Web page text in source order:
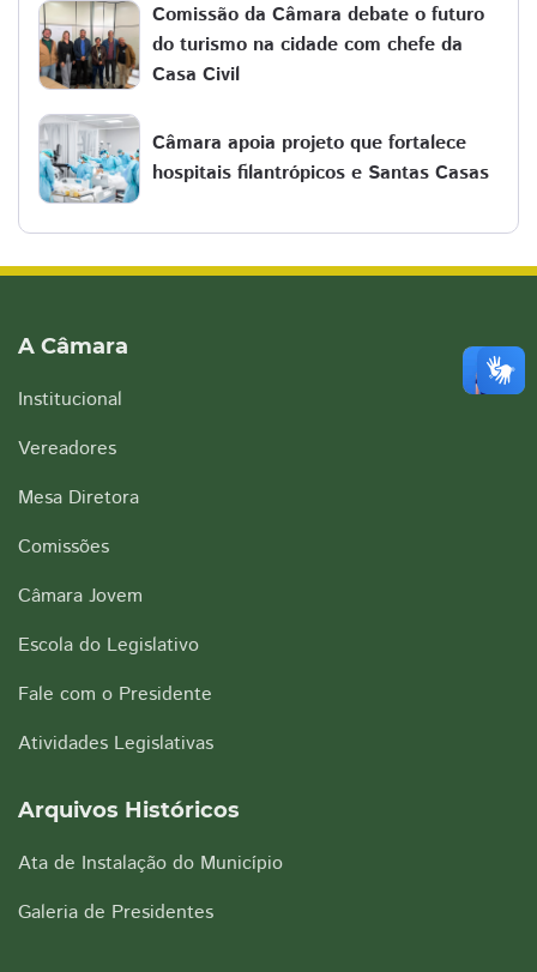
Comissão da Câmara debate o futuro
do turismo na cidade com chefe da
Casa Civil
Câmara apoia projeto que fortalece
hospitais filantrópicos e Santas Casas
A Câmara
Institucional
Vereadores
Mesa Diretora
Comissões
Câmara Jovem
Escola do Legislativo
Fale com o Presidente
Atividades Legislativas
Arquivos Históricos
Ata de Instalação do Município
Galeria de Presidentes